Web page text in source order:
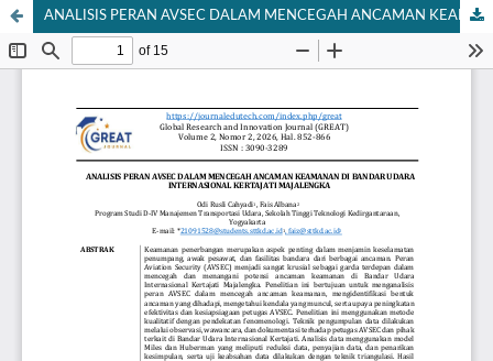
ANALISIS PERAN AVSEC DALAM MENCEGAH ANCAMAN KEAMANAN DI BANDAR UDARA INTERNASIONAL KERTAJATI MAJALENGKA